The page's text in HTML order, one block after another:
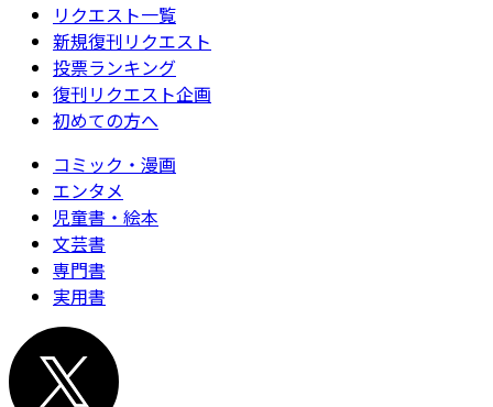
リクエスト一覧
新規復刊リクエスト
投票ランキング
復刊リクエスト企画
初めての方へ
コミック・漫画
エンタメ
児童書・絵本
文芸書
専門書
実用書